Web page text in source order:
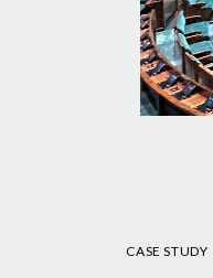
CASE STUDY